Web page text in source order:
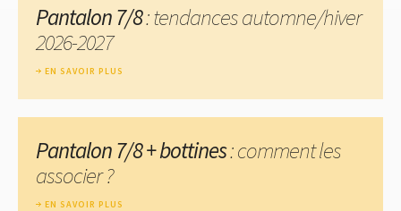
Pantalon 7/8: tendances automne/hiver
2026-2027
EN SAVOIR PLUS
Pantalon 7/8 + bottines: comment les
associer ?
EN SAVOIR PLUS